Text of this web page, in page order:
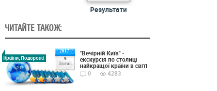
Результати
ЧИТАЙТЕ ТАКОЖ:
2017
9
Лютий
Країни, Подорожі
"Вечірній Київ" -
екскурсія по столиці
найкращої країни в світі
0
4283